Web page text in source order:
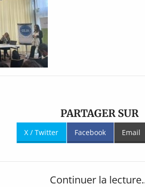
PARTAGER SUR
X / Twitter Facebook Email
Continuer la